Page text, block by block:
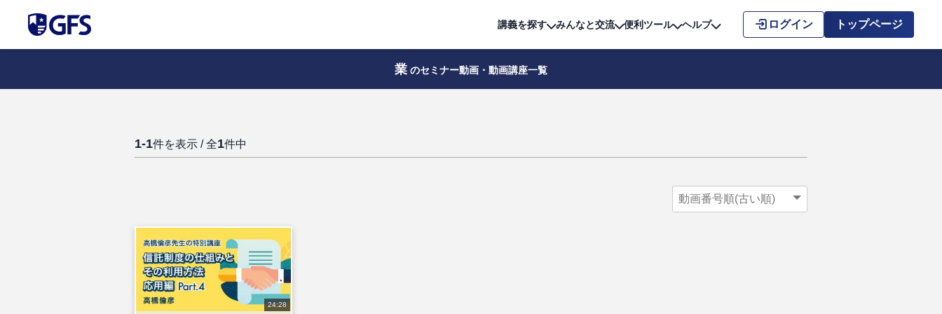
講義を探す みんなと交流 便利ツール ヘルプ ログイン トップページ
業 のセミナー動画・動画講座一覧
1-1件を表示 / 全1件中
24:28